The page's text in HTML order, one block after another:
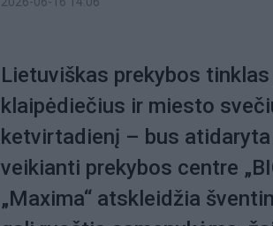
Lietuviškas prekybos
klaipėdiečius ir miesto
ketvirtadienį – bus
veikianti prekybos centre
„Maxima“ atskleidžia